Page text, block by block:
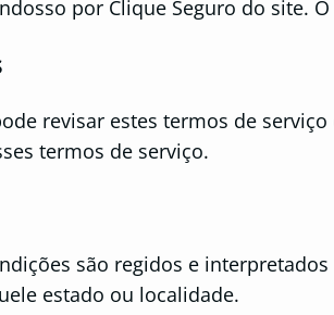
por Clique Seguro do site.
revisar estes termos de
termos de serviço.
são regidos e
estado ou localidade.